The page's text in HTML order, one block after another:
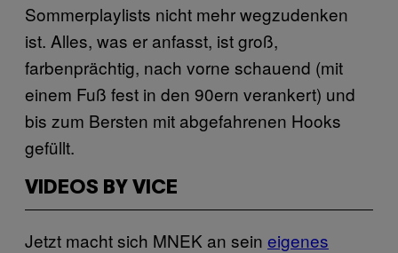
Sommerplaylists nicht mehr wegzudenken
ist. Alles, was er anfasst, ist groß,
farbenprächtig, nach vorne schauend (mit
einem Fuß fest in den 90ern verankert) und
bis zum Bersten mit abgefahrenen Hooks
gefüllt.
VIDEOS BY VICE
Jetzt macht sich MNEK an sein eigenes